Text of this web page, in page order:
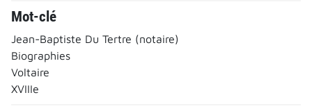
Mot-clé
Jean-Baptiste Du Tertre (notaire)
Biographies
Voltaire
XVIIIe